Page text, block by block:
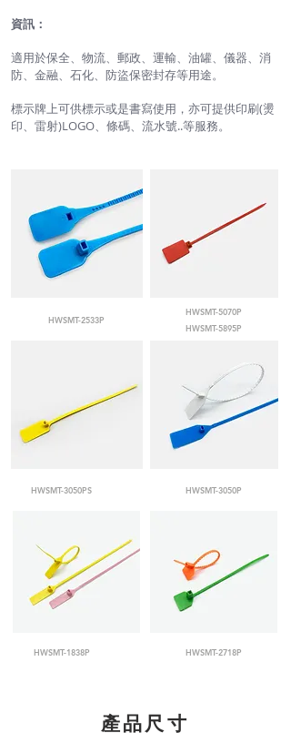
資訊：
適用於保全、物流、郵政、運輸、油罐、儀器、消
防、金融、石化、 防盜保密封存等用途。
標示牌上可供標示或是書寫使用， 亦可提供印刷(燙
印、雷射)LOGO、條碼、流水號..等服務。
HWSMT-2533P
HWSMT-3050PS
HWSMT-1838P
HWSMT-5070P
HWSMT-5895P
HWSMT-3050P
HWSMT-2718P
產品尺寸